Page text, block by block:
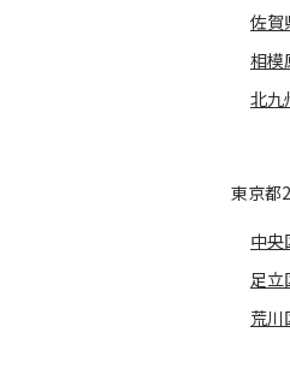
佐賀
相模
北九
東京都
中央
足立
荒川